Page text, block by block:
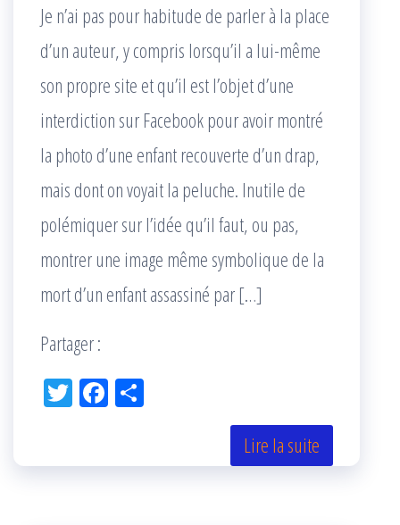
Je n’ai pas pour habitude de parler à la place
d’un auteur, y compris lorsqu’il a lui-même
son propre site et qu’il est l’objet d’une
interdiction sur Facebook pour avoir montré
la photo d’une enfant recouverte d’un drap,
mais dont on voyait la peluche. Inutile de
polémiquer sur l’idée qu’il faut, ou pas,
montrer une image même symbolique de la
mort d’un enfant assassiné par […]
Partager :
Tw Fac
k r
Lire la suite